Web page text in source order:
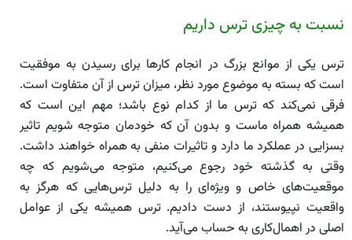
نسبت به چیزی ترس داریم
ترس یکی از موانع بزرگ در انجام کار‌ها برای رسیدن به موفقیت
است که بسته به موضوع مورد نظر، میزان ترس از آن متفاوت است.
فرقی نمی‌کند که ترس ما از کدام نوع باشد؛ مهم این است که
همیشه همراه ماست و بدون آن که خودمان متوجه شویم تاثیر
بسزایی در عملکرد ما دارد و تاثیرات منفی به همراه خواهند داشت.
وقتی به گذشته خود رجوع می‌کنیم، متوجه می‌شویم که چه
موقعیت‌های خاص و ویژه‌ای را به دلیل ترس‌هایی که هرگز به
واقعیت نپیوستند، از دست دادیم. ترس همیشه یکی از عوامل
اصلی در اهمال‌کاری به حساب می‌آید.